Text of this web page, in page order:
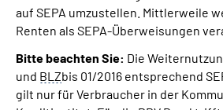
auf SEPA umzustellen. Mittlerweile
Renten als SEPA-Überweisungen
Bitte beachten Sie: Die
und BLZbis 01/2016 entsprechend
gilt nur für Verbraucher in der